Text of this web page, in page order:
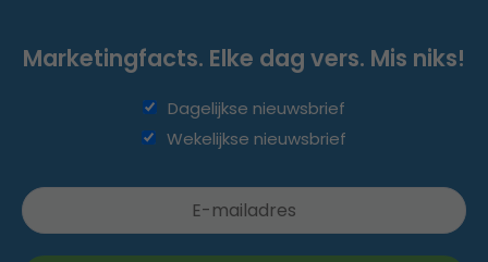
Marketingfacts. Elke dag vers. Mis niks!
Dagelijkse nieuwsbrief
Wekelijkse nieuwsbrief